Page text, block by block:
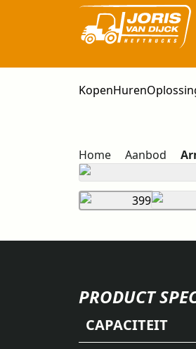
KopenHuren
Home Aanbod
PRODUCT
CAPACITEIT